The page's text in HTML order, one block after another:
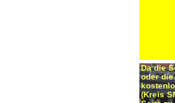
Da die
oder die
(Kreis